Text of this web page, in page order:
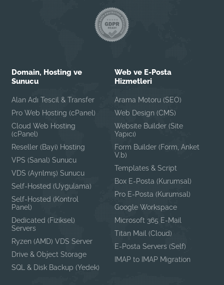
Domain, Hosting ve
Sunucu
Alan Adı Tescil & Transfer
Pro Web Hosting (cPanel)
Cloud Web Hosting
(cPanel)
Reseller (Bayi) Hosting
VPS (Sanal) Sunucu
VDS (Ayrılmış) Sunucu
Self-Hosted (Uygulama)
Self-Hosted (Kontrol
Panel)
Dedicated (Fiziksel)
Servers
Ryzen (AMD) VDS Server
Drive & Object Storage
SQL & Disk Backup (Yedek)
Web ve E-Posta
Hizmetleri
Arama Motoru (SEO)
Web Design (CMS)
Website Builder (Site
Yapıcı)
Form Builder (Form, Anket
V.b)
Templates & Script
Box E-Posta (Kurumsal)
Pro E-Posta (Kurumsal)
Google Workspace
Microsoft 365 E-Mail
Titan Mail (Cloud)
E-Posta Servers (Self)
IMAP to IMAP Migration